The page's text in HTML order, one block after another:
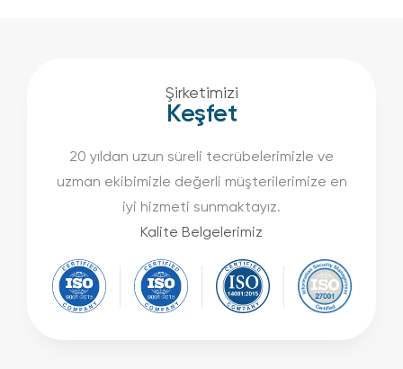
Şirketimizi
Keşfet
20 yıldan uzun süreli tecrübelerimizle ve
uzman ekibimizle değerli müşterilerimize en
iyi hizmeti sunmaktayız.
Kalite Belgelerimiz